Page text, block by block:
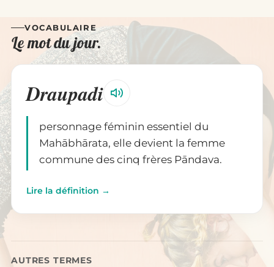
VOCABULAIRE
Le mot du jour.
Draupadi
personnage féminin essentiel du
Mahābhārata, elle devient la femme
commune des cinq frères Pāndava.
Lire la définition →
AUTRES TERMES